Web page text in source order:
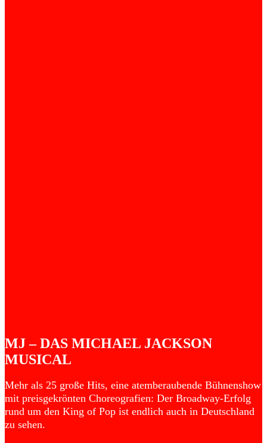
MJ – DAS MICHAEL JACKSON
MUSICAL
Mehr als 25 große Hits, eine atemberaubende Bühnenshow
mit preisgekrönten Choreografien: Der Broadway-Erfolg
rund um den King of Pop ist endlich auch in Deutschland
zu sehen.